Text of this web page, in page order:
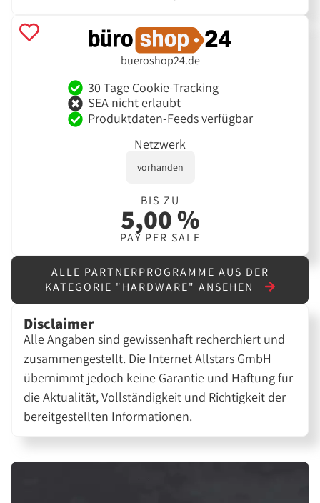
bueroshop24.de
30 Tage Cookie-Tracking
SEA nicht erlaubt
Produktdaten-Feeds verfügbar
Netzwerk
vorhanden
BIS ZU
5,00 %
PAY PER SALE
ALLE PARTNERPROGRAMME AUS DER
KATEGORIE "HARDWARE" ANSEHEN
Disclaimer
Alle Angaben sind gewissenhaft recherchiert und
zusammengestellt. Die Internet Allstars GmbH
übernimmt jedoch keine Garantie und Haftung für
die Aktualität, Vollständigkeit und Richtigkeit der
bereitgestellten Informationen.